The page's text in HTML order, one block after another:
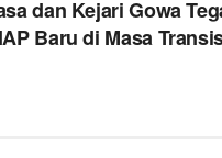
dan Kejari Gowa
Baru di Masa